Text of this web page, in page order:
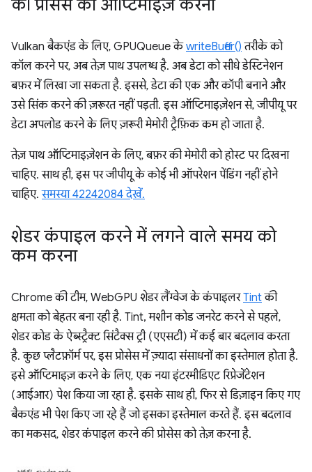
की प्रोसेस को ऑप्टिमाइज़ करना
Vulkan बैकएंड के लिए, GPUQueue केwriteBuffer() तरीके को
कॉल करने पर, अब तेज़ पाथ उपलब्ध है. अब डेटा को सीधे डेस्टिनेशन
बफ़र में लिखा जा सकता है. इससे, डेटा की एक और कॉपी बनाने और
उसे सिंक करने की ज़रूरत नहीं पड़ती. इस ऑप्टिमाइज़ेशन से, जीपीयू पर
डेटा अपलोड करने के लिए ज़रूरी मेमोरी ट्रैफ़िक कम हो जाता है.
तेज़ पाथ ऑप्टिमाइज़ेशन के लिए, बफ़र की मेमोरी को होस्ट पर दिखना
चाहिए. साथ ही, इस पर जीपीयू के कोई भी ऑपरेशन पेंडिंग नहीं होने
चाहिए.समस्या 42242084 देखें.
शेडर कंपाइल करने में लगने वाले समय को
कम करना
Chrome की टीम, WebGPU शेडर लैंग्वेज के कंपाइलरTintकी
क्षमता को बेहतर बना रही है. Tint, मशीन कोड जनरेट करने से पहले,
शेडर कोड के ऐब्स्ट्रैक्ट सिंटैक्स ट्री (एएसटी) में कई बार बदलाव करता
है. कुछ प्लैटफ़ॉर्म पर, इस प्रोसेस में ज़्यादा संसाधनों का इस्तेमाल होता है.
इसे ऑप्टिमाइज़ करने के लिए, एक नया इंटरमीडिएट रिप्रेजेंटेशन
(आईआर) पेश किया जा रहा है. इसके साथ ही, फिर से डिज़ाइन किए गए
बैकएंड भी पेश किए जा रहे हैं जो इसका इस्तेमाल करते हैं. इस बदलाव
का मकसद, शेडर कंपाइल करने की प्रोसेस को तेज़ करना है.